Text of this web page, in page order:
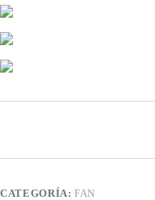
CATEGORÍA:FAN